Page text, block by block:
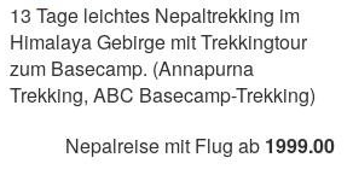
13 Tage leichtes Nepaltrekking im
Himalaya Gebirge mit Trekkingtour
zum Basecamp. (Annapurna
Trekking, ABC Basecamp-Trekking)
Nepalreise mit Flug ab 1999.00